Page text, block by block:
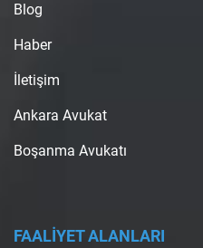
Blog
Haber
İletişim
Ankara Avukat
Boşanma Avukatı
FAALİYET ALANLARI